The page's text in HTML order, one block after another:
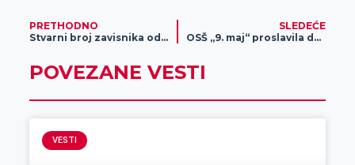
PRETHODNO
Stvarni broj zavisnika od igara na sreću 300 puta manji od senzacionalističkih objava
SLEDEĆE
OSŠ „9. maj“ proslavila dan škole
POVEZANE VESTI
VESTI